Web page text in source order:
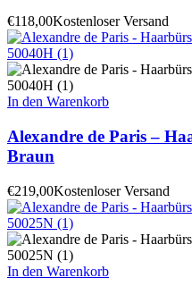
€118,00Kostenloser Versand
In den Warenkorb
Alexandre de Paris –
Braun
€219,00Kostenloser Versand
In den Warenkorb